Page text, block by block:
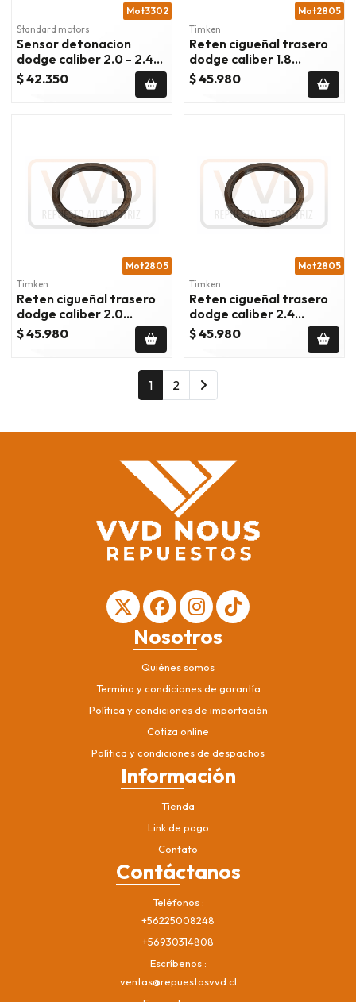
Mot3302
Standard motors
Sensor detonacion
dodge caliber 2.0 - 2.4
cc 2007/2012
$ 42.350
Mot2805
Timken
Reten cigueñal trasero
dodge caliber 1.8
2007/2009
$ 45.980
Mot2805
Timken
Reten cigueñal trasero
dodge caliber 2.0
2007/2012
$ 45.980
Mot2805
Timken
Reten cigueñal trasero
dodge caliber 2.4
2007/2012
$ 45.980
1 2
Nosotros
Quiénes somos
Termino y condiciones de garantía
Política y condiciones de importación
Cotiza online
Política y condiciones de despachos
Información
Tienda
Link de pago
Contato
Contáctanos
Teléfonos
+56225008248
+56930314808
Escríbenos
ventas@repuestosvvd.cl